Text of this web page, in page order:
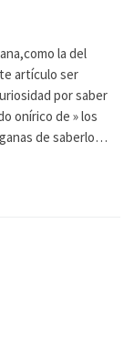
la del
artículo ser
por saber
onírico de » los
de saberlo…